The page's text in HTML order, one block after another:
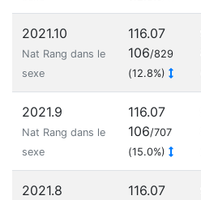
2021.10
Nat Rang dans le
sexe
116.07
106/829
(12.8%)
2021.9
Nat Rang dans le
sexe
116.07
106/707
(15.0%)
2021.8
116.07